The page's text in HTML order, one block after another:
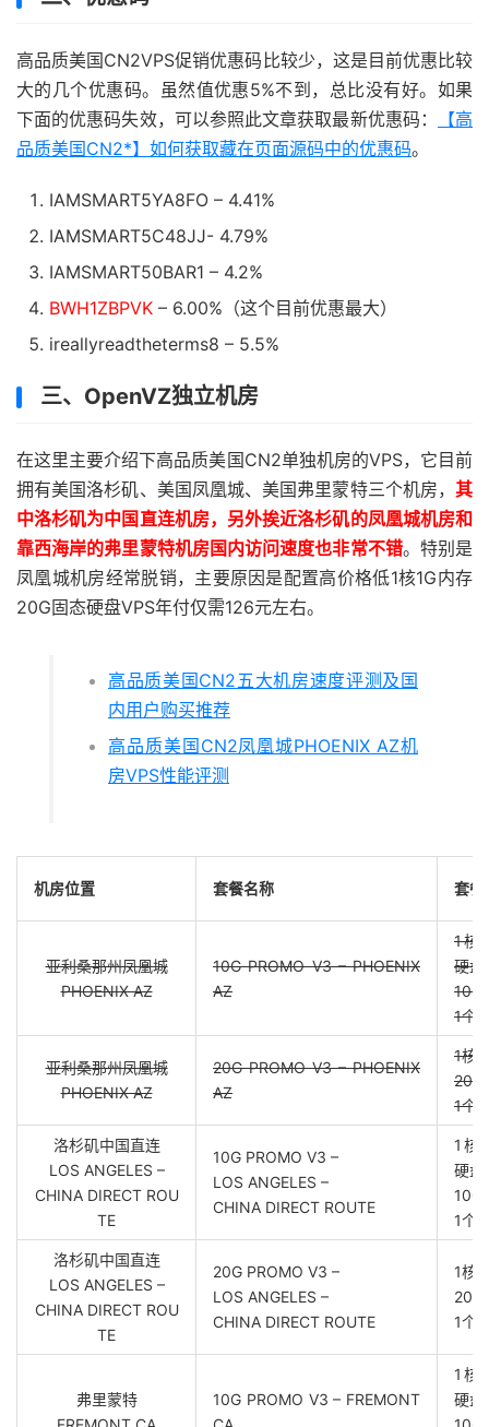
高品质美国CN2VPS促销优惠码比较少，这是目前优惠比较
大的几个优惠码。虽然值优惠5%不到，总比没有好。如果
下面的优惠码失效，可以参照此文章获取最新优惠码：
【高
品质美国CN2*】如何获取藏在页面源码中的优惠码。
IAMSMART5YA8FO – 4.41%
IAMSMART5C48JJ- 4.79%
IAMSMART50BAR1 – 4.2%
BWH1ZBPVK – 6.00%（这个目前优惠最大）
ireallyreadtheterms8 – 5.5%
三、OpenVZ独立机房
在这里主要介绍下高品质美国CN2单独机房的VPS，它目前
拥有美国洛杉矶、美国凤凰城、美国弗里蒙特三个机房， 其
中洛杉矶为中国直连机房，另外挨近洛杉矶的凤凰城机房和
靠西海岸的弗里蒙特机房国内访问速度也非常不错。特别是
凤凰城机房经常脱销，主要原因是配置高价格低1核1G内存
20G固态硬盘VPS年付仅需126元左右。
高品质美国CN2五大机房速度评测及国
内用户购买推荐
高品质美国CN2凤凰城PHOENIX AZ机
房VPS性能评测
机房位置 套餐名称 套餐
亚利桑那州凤凰城
PHOENIX AZ
10G PROMO V3 – PHOENIX
AZ
1核
硬盘
1个
亚利桑那州凤凰城
PHOENIX AZ
20G PROMO V3 – PHOENIX
AZ
1核
1个
洛杉矶中国直连
LOS ANGELES –
CHINA DIRECT ROU
TE
10G PROMO V3 –
LOS ANGELES –
CHINA DIRECT ROUTE
1核
硬盘
1个
洛杉矶中国直连
LOS ANGELES –
CHINA DIRECT ROU
TE
20G PROMO V3 –
LOS ANGELES –
CHINA DIRECT ROUTE
1核
1个
弗里蒙特
10G PROMO V3 – FREMONT
1核
硬盘